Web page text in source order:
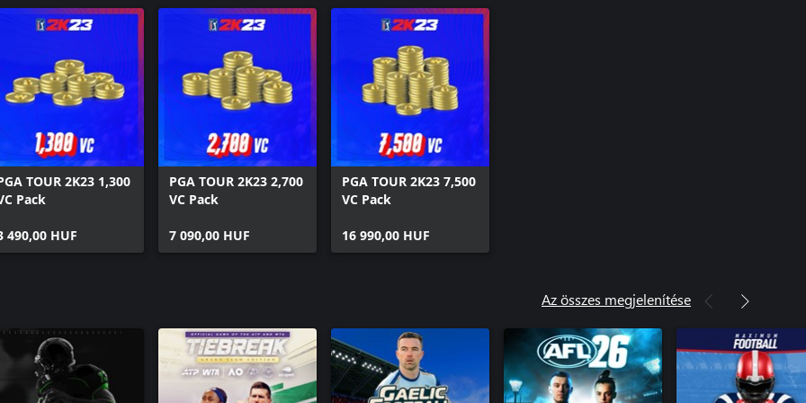
Swing Stick. Accessible
System, and Lie
the game your own by
handicaps, and event
Shot, Stroke Play, Skins, and
is back, bringing the virtual golf
TOUR 2K23 1,300
Pack
490,00 HUF
PGA TOUR 2K23 2,700
VC Pack
7 090,00 HUF
PGA TOUR 2K23 7,500
VC Pack
16 990,00 HUF
Az összes megjelenítése